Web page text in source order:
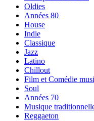
Oldies
Années 80
House
Indie
Classique
Jazz
Latino
Chillout
Film et Comédie
Soul
Années 70
Musique
Reggaeton